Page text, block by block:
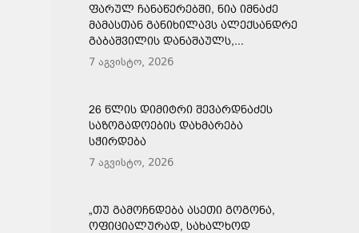
ᲤᲐᲠᲣᲚ ᲩᲐᲜᲐᲬᲔᲠᲔᲑᲨᲘ, ᲜᲘᲐ ᲘᲛᲜᲐᲫᲔ
ᲛᲐᲛᲐᲡᲗᲐᲜ ᲒᲐᲜᲘᲮᲘᲚᲐᲕᲡ ᲐᲚᲔᲥᲡᲐᲜᲓᲠᲔ
ᲒᲐᲑᲐᲨᲕᲘᲚᲘᲡ ᲓᲐᲜᲐᲨᲐᲣᲚᲡ,...
7 აგვისტო, 2026
26 ᲬᲚᲘᲡ ᲓᲘᲛᲘᲢᲠᲘ ᲨᲔᲕᲐᲠᲓᲜᲐᲫᲔᲡ
ᲡᲐᲖᲝᲒᲐᲓᲝᲔᲑᲘᲡ ᲓᲐᲮᲛᲐᲠᲔᲑᲐ
ᲡᲭᲘᲠᲓᲔᲑᲐ
7 აგვისტო, 2026
„ᲗᲣ ᲒᲐᲛᲝᲩᲜᲓᲔᲑᲐ ᲐᲡᲔᲗᲘ ᲒᲝᲒᲝᲜᲐ,
ᲝᲤᲘᲪᲘᲐᲚᲣᲠᲐᲓ, ᲡᲐᲮᲐᲚᲮᲝᲓ